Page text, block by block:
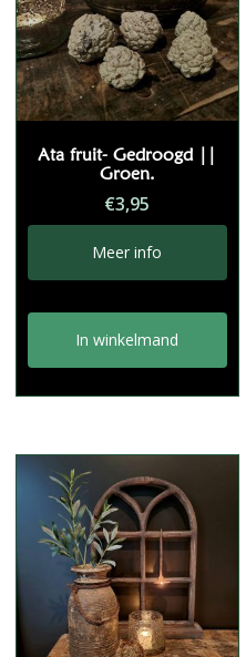
Ata fruit- Gedroogd ||
Groen.
€3,95
Meer info
In winkelmand